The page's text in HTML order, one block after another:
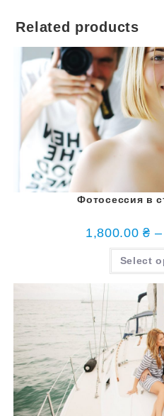
Related products
Фотосессия в
1,800.00₴
Select